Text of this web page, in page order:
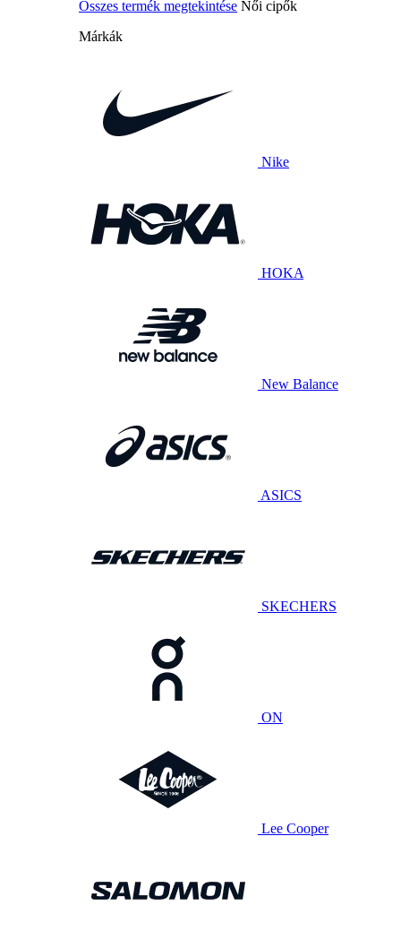
Összes termék megtekintése Női cipők
Márkák
Nike
HOKA
New Balance
ASICS
SKECHERS
ON
Lee Cooper